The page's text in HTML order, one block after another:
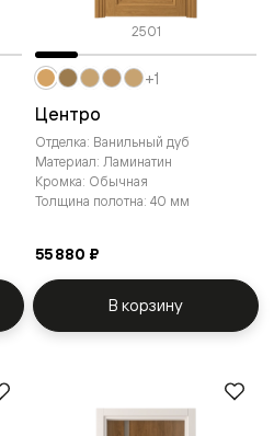
2501
Центро
Отделка: Ванильный дуб
Материал: Ламинатин
Кромка: Обычная
Толщина полотна: 40 мм
55 880 ₽
+1
В корзину